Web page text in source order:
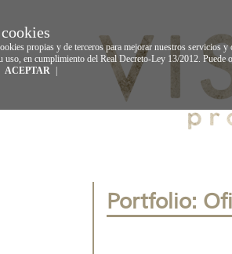
propias y de terceros para mejorar nuestros servicios
uso, en cumplimiento del Real Decreto-Ley 13/2012.
ACEPTAR
Portfolio: